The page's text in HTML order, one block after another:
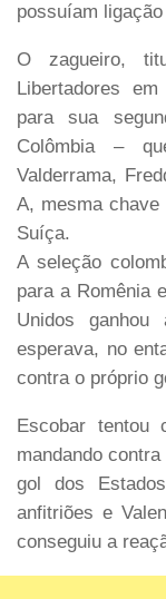
possuíam
O zagueiro,
Libertadores
para sua
Colômbia –
Valderrama,
A, mesma
Suíça.
A seleção
para a Romênia
Unidos
esperava, no
contra o próprio
Escobar tentou
mandando
gol dos
anfitriões e
conseguiu a